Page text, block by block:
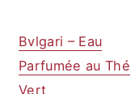
Bvlgari – Eau
Parfumée au Thé
Vert